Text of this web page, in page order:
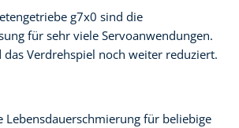
g7x0 sind die
für sehr viele Servoanwendungen.
Verdrehspiel noch weiter reduziert.
Lebensdauerschmierung für beliebige